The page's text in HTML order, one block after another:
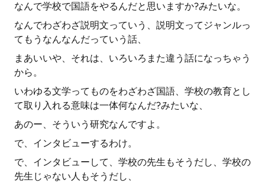
なんで学校で国語をやるんだと思いますか?みたいな。
なんでわざわざ説明文っていう、説明文ってジャンルっ
てもうなんなんだっていう話、
まあいいや、それは、いろいろまた違う話になっちゃう
から。
いわゆる文学ってものをわざわざ国語、学校の教育とし
て取り入れる意味は一体何なんだ?みたいな、
あのー、そういう研究なんですよ。
で、インタビューするわけ。
で、インタビューして、学校の先生もそうだし、学校の
先生じゃない人もそうだし、